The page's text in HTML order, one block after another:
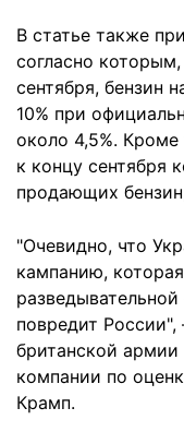
В статье также
согласно
сентября, бензин
10% при
около 4,5%.
к концу сентября
продающих
"Очевидно, что
кампанию,
повредит
британской армии
компании по
Крамп.